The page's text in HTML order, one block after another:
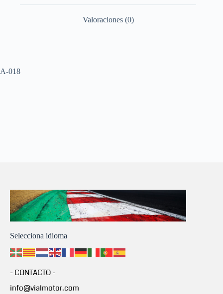
Valoraciones (0)
A-018
Selecciona idioma
- CONTACTO -
info@vialmotor.com